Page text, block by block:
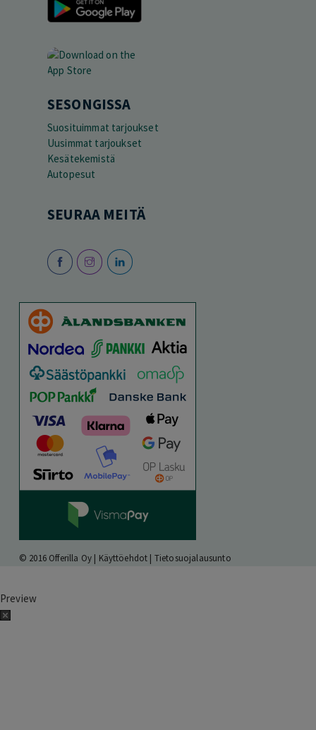
SESONGISSA
Suosituimmat tarjoukset
Uusimmat tarjoukset
Kesätekemistä
Autopesut
SEURAA MEITÄ
© 2016 Offerilla Oy | Käyttöehdot | Tietosuojalausunto
Preview